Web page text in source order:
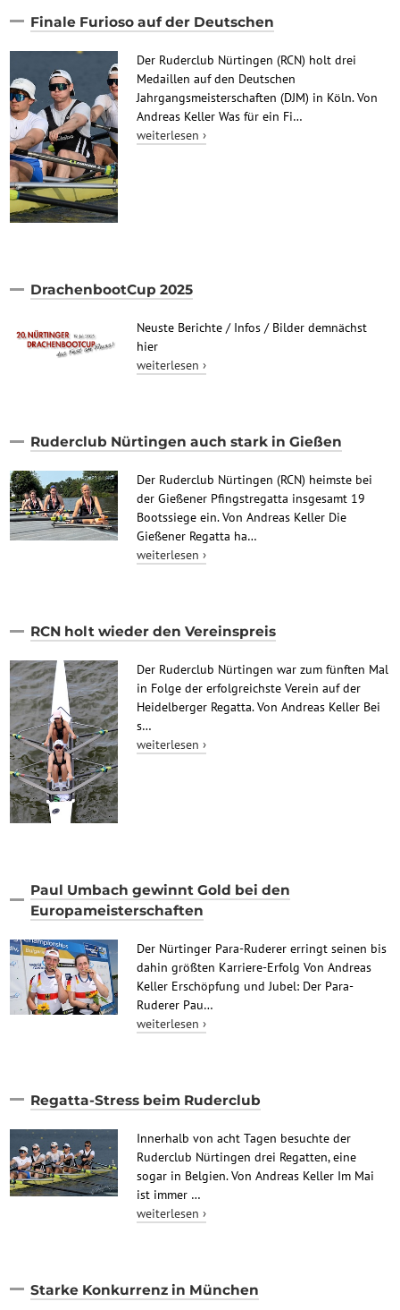
Finale Furioso auf der Deutschen
Der Ruderclub Nürtingen (RCN) holt drei
Medaillen auf den Deutschen
Jahrgangsmeisterschaften (DJM) in Köln. Von
Andreas Keller Was für ein Fi…
weiterlesen ›
DrachenbootCup 2025
Neuste Berichte / Infos / Bilder demnächst
hier
weiterlesen ›
Ruderclub Nürtingen auch stark in Gießen
Der Ruderclub Nürtingen (RCN) heimste bei
der Gießener Pfingstregatta insgesamt 19
Bootssiege ein. Von Andreas Keller Die
Gießener Regatta ha…
weiterlesen ›
RCN holt wieder den Vereinspreis
Der Ruderclub Nürtingen war zum fünften Mal
in Folge der erfolgreichste Verein auf der
Heidelberger Regatta. Von Andreas Keller Bei
s…
weiterlesen ›
Paul Umbach gewinnt Gold bei den
Europameisterschaften
Der Nürtinger Para-Ruderer erringt seinen bis
dahin größten Karriere-Erfolg Von Andreas
Keller Erschöpfung und Jubel: Der Para-
Ruderer Pau…
weiterlesen ›
Regatta-Stress beim Ruderclub
Innerhalb von acht Tagen besuchte der
Ruderclub Nürtingen drei Regatten, eine
sogar in Belgien. Von Andreas Keller Im Mai
ist immer …
weiterlesen ›
Starke Konkurrenz in München